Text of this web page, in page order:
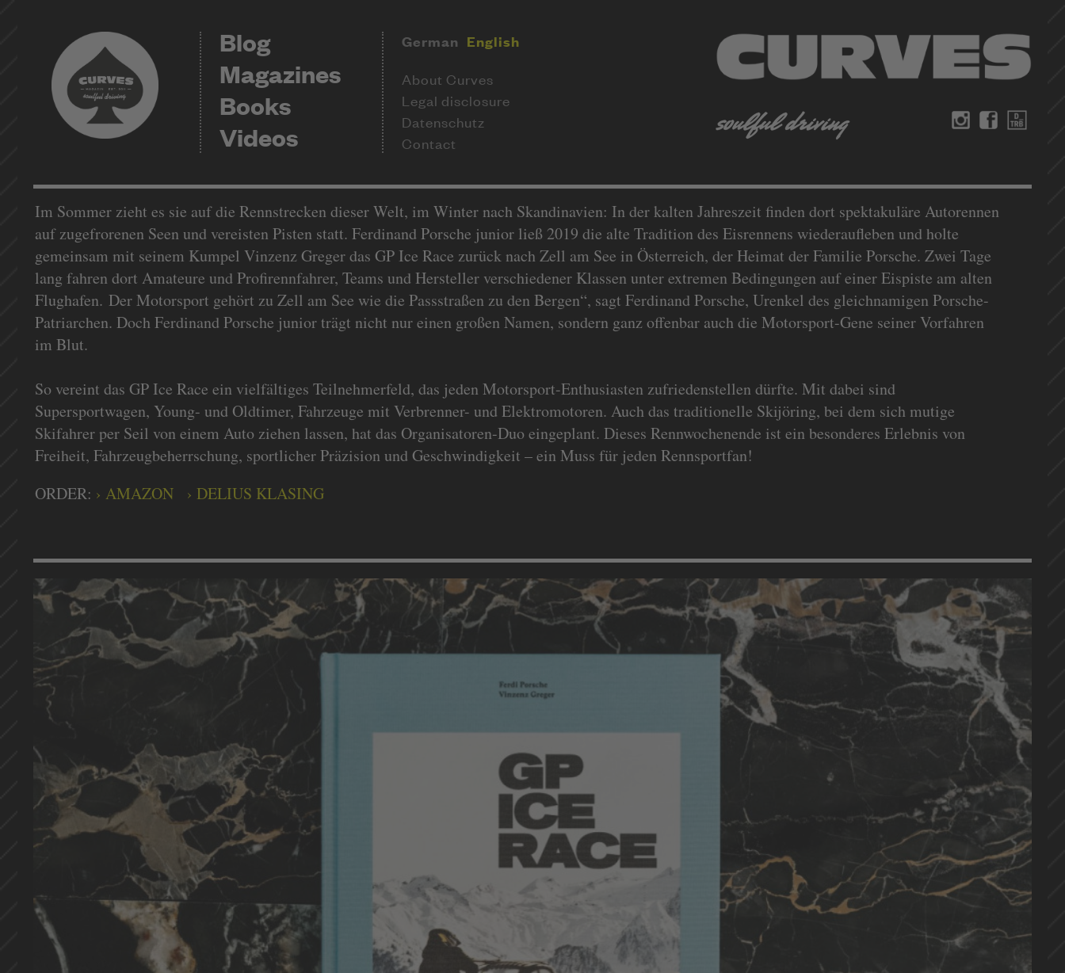
Blog
Magazines
Books
Videos
German English
About Curves
Legal disclosure
Datenschutz
Contact
Im Sommer zieht es sie auf die Rennstrecken dieser Welt, im Winter nach Skandinavien: In der kalten Jahreszeit finden dort spektakuläre Autorennen
auf zugefrorenen Seen und vereisten Pisten statt. Ferdinand Porsche junior ließ 2019 die alte Tradition des Eisrennens wiederaufleben und holte
gemeinsam mit seinem Kumpel Vinzenz Greger das GP Ice Race zurück nach Zell am See in Österreich, der Heimat der Familie Porsche. Zwei Tage
lang fahren dort Amateure und Profirennfahrer, Teams und Hersteller verschiedener Klassen unter extremen Bedingungen auf einer Eispiste am alten
Flughafen. Der Motorsport gehört zu Zell am See wie die Passstraßen zu den Bergen“, sagt Ferdinand Porsche, Urenkel des gleichnamigen Porsche-
Patriarchen. Doch Ferdinand Porsche junior trägt nicht nur einen großen Namen, sondern ganz offenbar auch die Motorsport-Gene seiner Vorfahren
im Blut.
So vereint das GP Ice Race ein vielfältiges Teilnehmerfeld, das jeden Motorsport-Enthusiasten zufriedenstellen dürfte. Mit dabei sind
Supersportwagen, Young- und Oldtimer, Fahrzeuge mit Verbrenner- und Elektromotoren. Auch das traditionelle Skijöring, bei dem sich mutige
Skifahrer per Seil von einem Auto ziehen lassen, hat das Organisatoren-Duo eingeplant. Dieses Rennwochenende ist ein besonderes Erlebnis von
Freiheit, Fahrzeugbeherrschung, sportlicher Präzision und Geschwindigkeit – ein Muss für jeden Rennsportfan!
ORDER:
AMAZON DELIUS KLASING